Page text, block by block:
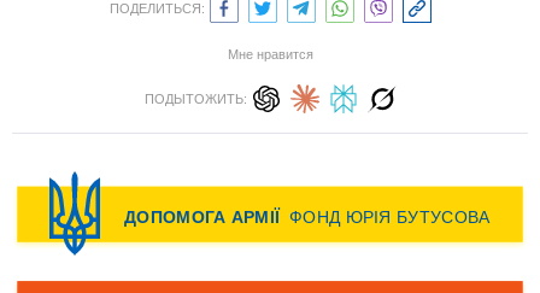
ПОДЕЛИТЬСЯ:
Мне нравится
ПОДЫТОЖИТЬ: